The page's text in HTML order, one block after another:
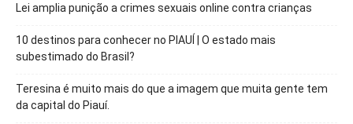
Lei amplia punição a crimes sexuais online contra crianças
10 destinos para conhecer no PIAUÍ | O estado mais
subestimado do Brasil?
Teresina é muito mais do que a imagem que muita gente tem
da capital do Piauí.